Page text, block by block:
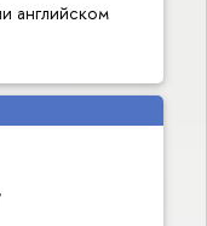
английском